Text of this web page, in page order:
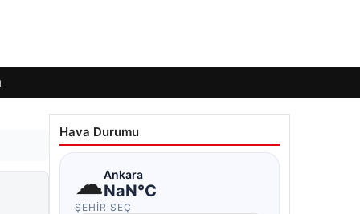
Hava Durumu
☁Ankara
NaN°C
ŞEHIR SEÇ